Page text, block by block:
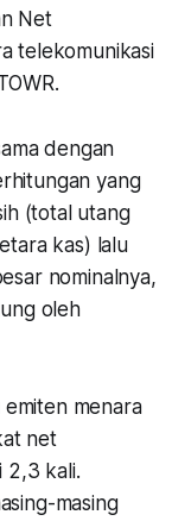
Net
telekomunikasi
dengan
yang
(total utang
kas) lalu
nominalnya,
oleh
emiten menara
net
2,3 kali.
masing